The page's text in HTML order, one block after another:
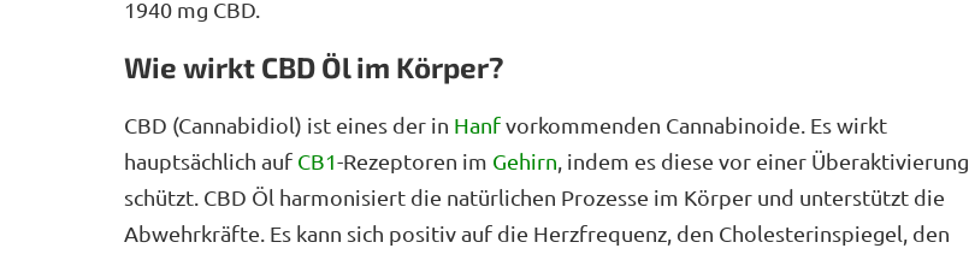
1940 mg CBD.
Wie wirkt CBD Öl im Körper?
CBD (Cannabidiol) ist eines der in Hanfvorkommenden Cannabinoide. Es wirkt
hauptsächlich auf CB1-Rezeptoren im Gehirn , indem es diese vor einer Überaktivierung
schützt. CBD Öl harmonisiert die natürlichen Prozesse im Körper und unterstützt die
Abwehrkräfte. Es kann sich positiv auf die Herzfrequenz, den Cholesterinspiegel, den